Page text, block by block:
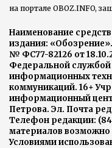
на портале OBOZ.INFO,
Наименование
издания:
№ ФС77-82126 от
Федеральной службой
информационных
коммуникаций. 16+
информационный
Петрова. Эл. Почта
Телефон редакции:
материалов возможно
Условиями